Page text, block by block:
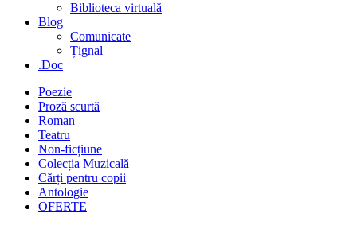
Biblioteca virtuală
Blog
Comunicate
Țignal
.Doc
Poezie
Proză scurtă
Roman
Teatru
Non-ficțiune
Colecția Muzicală
Cărți pentru copii
Antologie
OFERTE